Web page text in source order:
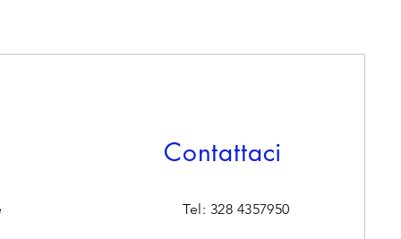
Contattaci
Tel: 328 4357950